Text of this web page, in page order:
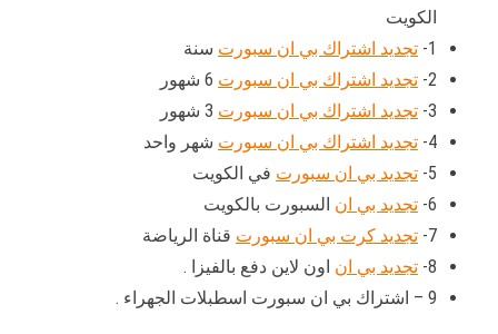
الكويت
1- تجديد اشتراك بي ان سبورت سنة
2- تجديد اشتراك بي ان سبورت
3- تجديد اشتراك بي ان سبورت
4- تجديد اشتراك بي ان سبورت شهر واحد
5- تجديد بي ان سبورت في الكويت
6- تجديد بي ان السبورت بالكويت
7- تجديد كرت بي ان سبورت قناة الرياضة
8- تجديد بي ان اون لاين دفع بالفيزا .
9 – اشتراك بي ان سبورت اسطبلات الجهراء .